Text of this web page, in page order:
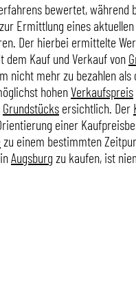
bewertet, während
Ermittlung eines
Der hierbei ermittelte
dem Kauf und Verkauf von
nicht mehr zu bezahlen
hohenVerkaufspreis
Grundstücks ersichtlich. Der
einer
zu einem bestimmten
inAugsburg zu kaufen, ist